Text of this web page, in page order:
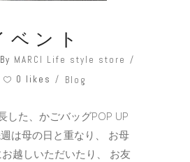
ベント
By MARCI Life style store
0 likes Blog
した、かごバッグPOP UP
は母の日と重なり、 お母
越しいただいたり、 お友